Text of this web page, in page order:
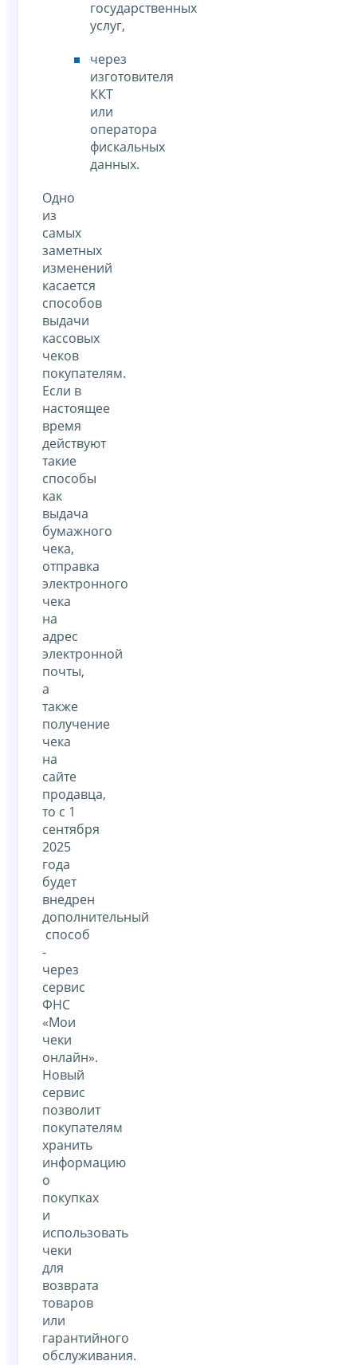
государственных
услуг,
через
изготовителя
ККТ
или
оператора
фискальных
данных.
Одно
из
самых
заметных
изменений
касается
способов
выдачи
кассовых
чеков
покупателям.
Если в
настоящее
время
действуют
такие
способы
как
выдача
бумажного
чека,
отправка
электронного
чека
на
адрес
электронной
почты,
а
также
получение
чека
на
сайте
продавца,
то с 1
сентября
2025
года
будет
внедрен
дополнительный
способ
-
через
сервис
ФНС
«Мои
чеки
онлайн».
Новый
сервис
позволит
покупателям
хранить
информацию
о
покупках
и
использовать
чеки
для
возврата
товаров
или
гарантийного
обслуживания.